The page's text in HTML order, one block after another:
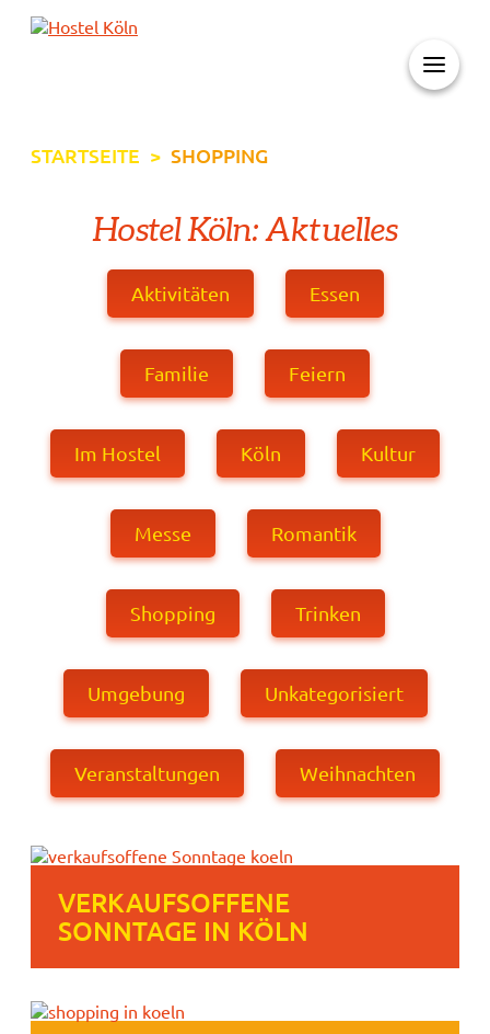
STARTSEITE > SHOPPING
Hostel Köln: Aktuelles
Aktivitäten Essen
Familie Feiern
Im Hostel Köln Kultur
Messe Romantik
Shopping Trinken
Umgebung Unkategorisiert
Veranstaltungen Weihnachten
VERKAUFSOFFENE
SONNTAGE IN KÖLN